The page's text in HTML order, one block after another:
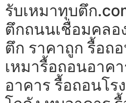
รับเหมาทุบตึก
ตึกถนนเชื่อมคล
ตึก ราคาถูก รื้อถ
เหมารื้อถอนอาค
อาคาร รื้อถอนโร